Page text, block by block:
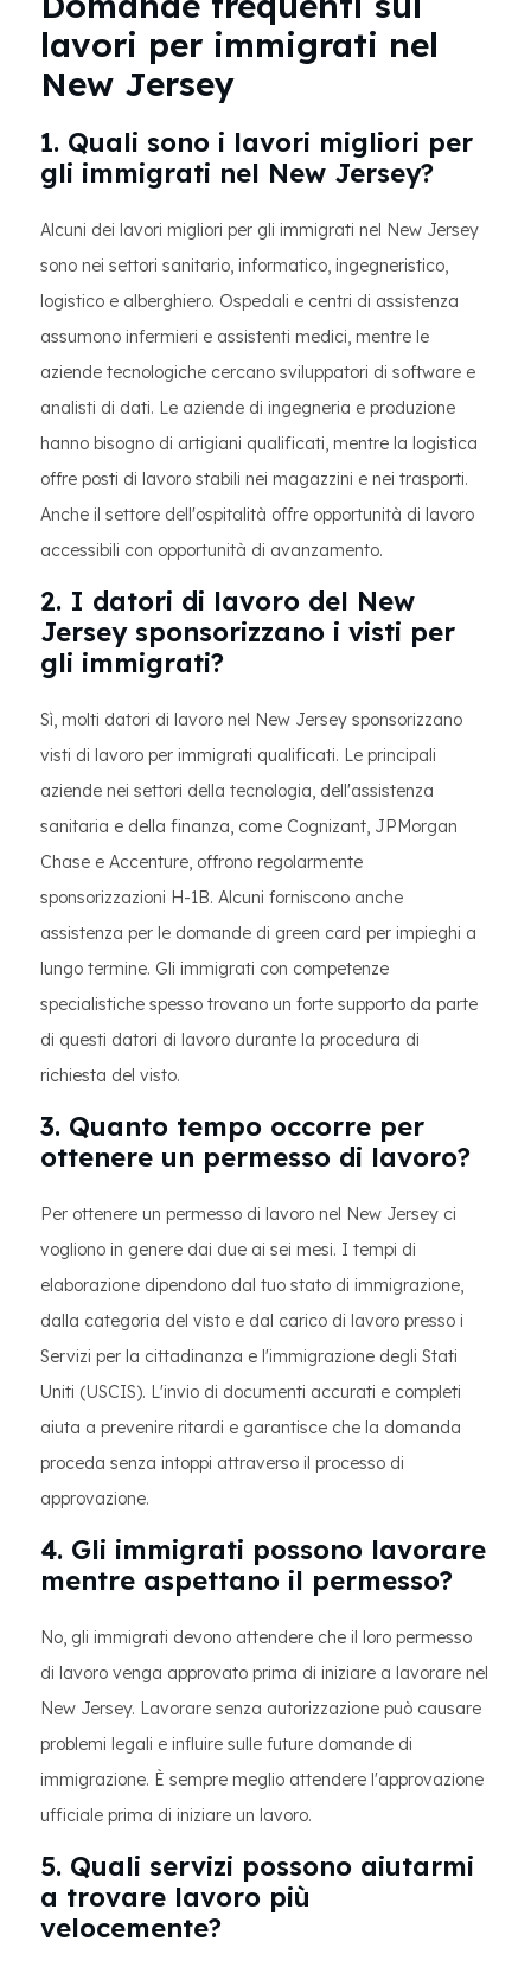
lavori per immigrati nel
New Jersey
1. Quali sono i lavori migliori per
gli immigrati nel New Jersey?
Alcuni dei lavori migliori per gli immigrati nel New Jersey
sono nei settori sanitario, informatico, ingegneristico,
logistico e alberghiero. Ospedali e centri di assistenza
assumono infermieri e assistenti medici, mentre le
aziende tecnologiche cercano sviluppatori di software e
analisti di dati. Le aziende di ingegneria e produzione
hanno bisogno di artigiani qualificati, mentre la logistica
offre posti di lavoro stabili nei magazzini e nei trasporti.
Anche il settore dell'ospitalità offre opportunità di lavoro
accessibili con opportunità di avanzamento.
2. I datori di lavoro del New
Jersey sponsorizzano i visti per
gli immigrati?
Sì, molti datori di lavoro nel New Jersey sponsorizzano
visti di lavoro per immigrati qualificati. Le principali
aziende nei settori della tecnologia, dell'assistenza
sanitaria e della finanza, come Cognizant, JPMorgan
Chase e Accenture, offrono regolarmente
sponsorizzazioni H-1B. Alcuni forniscono anche
assistenza per le domande di green card per impieghi a
lungo termine. Gli immigrati con competenze
specialistiche spesso trovano un forte supporto da parte
di questi datori di lavoro durante la procedura di
richiesta del visto.
3. Quanto tempo occorre per
ottenere un permesso di lavoro?
Per ottenere un permesso di lavoro nel New Jersey ci
vogliono in genere dai due ai sei mesi. I tempi di
elaborazione dipendono dal tuo stato di immigrazione,
dalla categoria del visto e dal carico di lavoro presso i
Servizi per la cittadinanza e l'immigrazione degli Stati
Uniti (USCIS). L'invio di documenti accurati e completi
aiuta a prevenire ritardi e garantisce che la domanda
proceda senza intoppi attraverso il processo di
approvazione.
4. Gli immigrati possono lavorare
mentre aspettano il permesso?
No, gli immigrati devono attendere che il loro permesso
di lavoro venga approvato prima di iniziare a lavorare nel
New Jersey. Lavorare senza autorizzazione può causare
problemi legali e influire sulle future domande di
immigrazione. È sempre meglio attendere l'approvazione
ufficiale prima di iniziare un lavoro.
5. Quali servizi possono aiutarmi
a trovare lavoro più
velocemente?